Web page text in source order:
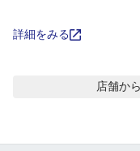
お知らせ
目のまめちしき
詳細をみる
店舗か